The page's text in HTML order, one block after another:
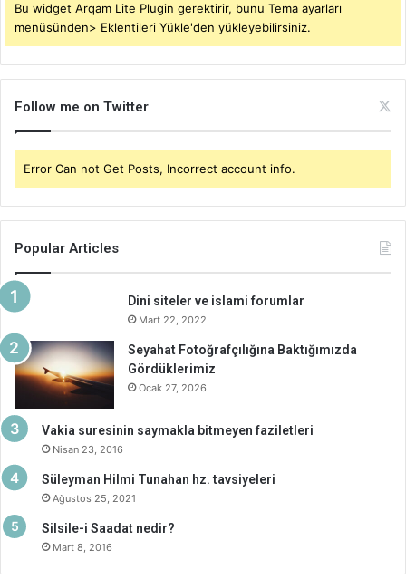
Bu widget Arqam Lite Plugin gerektirir, bunu Tema ayarları
menüsünden> Eklentileri Yükle'den yükleyebilirsiniz.
Follow me on Twitter
Error Can not Get Posts, Incorrect account info.
Popular Articles
Dini siteler ve islami forumlar
Mart 22, 2022
Seyahat Fotoğrafçılığına Baktığımızda
Gördüklerimiz
Ocak 27, 2026
Vakia suresinin saymakla bitmeyen faziletleri
Nisan 23, 2016
Süleyman Hilmi Tunahan hz. tavsiyeleri
Ağustos 25, 2021
Silsile-i Saadat nedir?
Mart 8, 2016